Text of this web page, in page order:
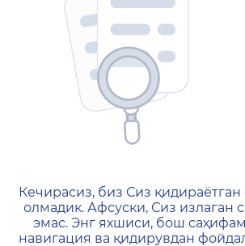
404 —
Кечирасиз, биз Сиз
олмадик. Афсуски, Сиз излаган
эмас. Энг яхшиси, бош
навигация ва қидирувдан